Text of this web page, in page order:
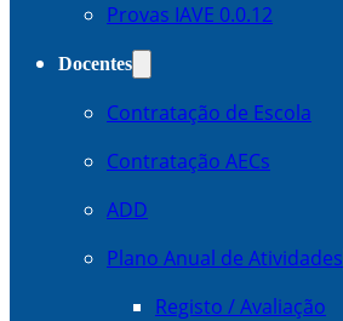
Provas IAVE 0.0.12
Docentes
Contratação de Escola
Contratação AECs
ADD
Plano Anual de Atividades
Registo / Avaliação